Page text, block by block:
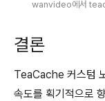
wanvideo에서
결론
TeaCache 커스텀
속도를 획기적으로